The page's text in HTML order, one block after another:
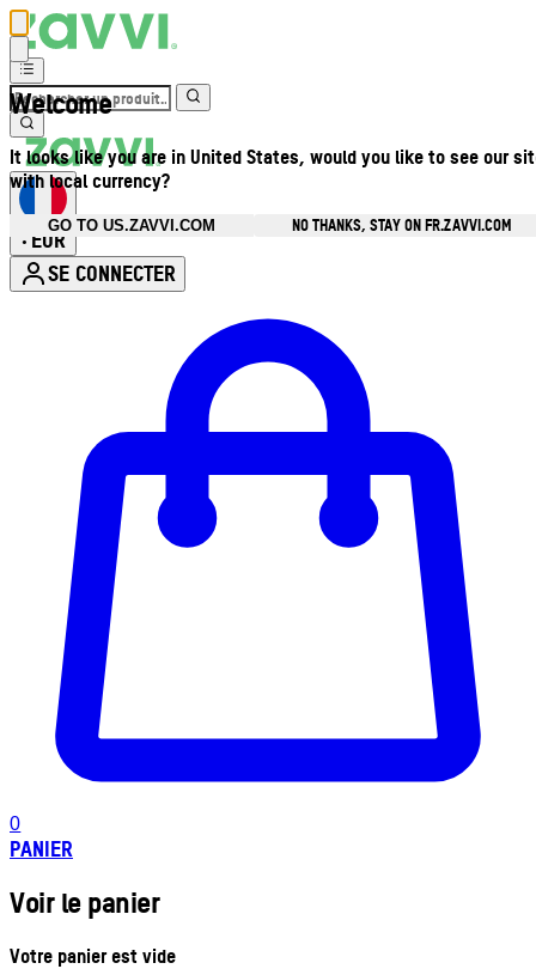
Welcome
It looks like you are in United States, would you like to see our
with local currency?
GO TO US.ZAVVI.COM
NO THANKS, STAY ON FR.ZAVVI.COM
• EUR
SE CONNECTER
0
PANIER
Voir le panier
Votre panier est vide